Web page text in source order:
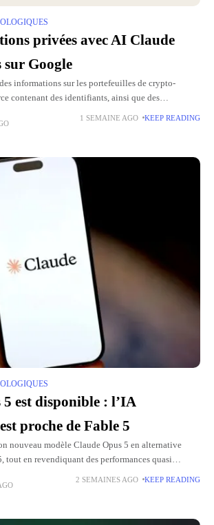
privées avec AI Claude
sur Google
informations sur les portefeuilles de crypto-
contenant des identifiants, ainsi que des
des modèles financiers peuvent être trouvés grâce
1 SEMAINE AGO KEEP READING
5 est disponible : l’IA
proche de Fable 5
nouveau modèle Claude Opus 5 en alternative
tout en revendiquant des performances quasi
benchmarks. Ce lancement intervient seulement
2 SEMAINES AGO KEEP READING